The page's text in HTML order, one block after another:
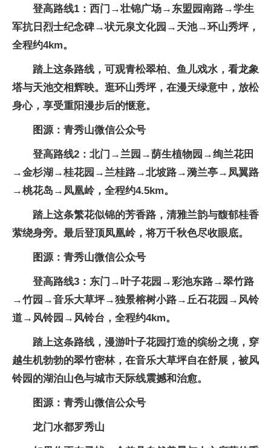
登高路线1：西门→壮锦广场→东盟园南路→学生
军抗日烈士纪念碑→状元泉文化园→天池→环山秀坪，
全程约4km。
踏上这条路线，可观青松翠柏、鱼儿戏水，看龙象
塔与天池交相辉映。逛环山秀坪，在漫天绿意中，放松
身心，享受重阳漫步后的惬意。
图源：青秀山微信公众号
登高路线2：北门→兰园→荫生植物园→绚兰花田
→金杉湖→桂花园→兰桂路→北坡路→漪兰亭→凤翼路
→桃花岛→凤凰岭，全程约4.5km。
踏上这条繁花似锦的芳香路，清雅兰韵与馥郁桂香
萦绕身旁。最后登顶凤凰岭，将万千秋色尽收眼底。
图源：青秀山微信公众号
登高路线3：东门→叶子花园→彩池东路→翠竹路
→竹园→音乐大草坪→独景榕树小路→丘石花园→风铃
道→风铃园→风铃台，全程约4km。
踏上这条路线，漫游叶子花园打造的缤纷之境，穿
越生机勃勃的翠竹密林，在音乐大草坪自在舒展，被风
铃园的湖泊山色与城市天际线震撼和治愈。
图源：青秀山微信公众号
龙门水都罗秀山